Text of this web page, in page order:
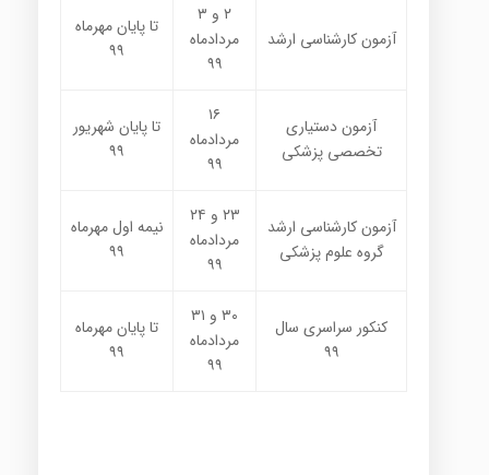
آزمون کارشناسی ارشد
۲ و ۳
مردادماه
۹۹
تا پایان مهرماه
۹۹
آزمون دستیاری
تخصصی پزشکی
۱۶
مردادماه
۹۹
تا پایان شهریور
۹۹
آزمون کارشناسی ارشد
گروه علوم پزشکی
۲۳ و ۲۴
مردادماه
۹۹
نیمه اول مهرماه
۹۹
کنکور سراسری سال
۹۹
۳۰ و ۳۱
مردادماه
۹۹
تا پایان مهرماه
۹۹